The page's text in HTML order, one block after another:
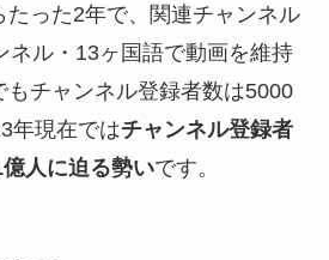
たった2年で、関連チャンネル
ネル・13ヶ国語で動画を維持
もチャンネル登録者数は5000
年現在ではチャンネル登録者
人に迫る勢いです。